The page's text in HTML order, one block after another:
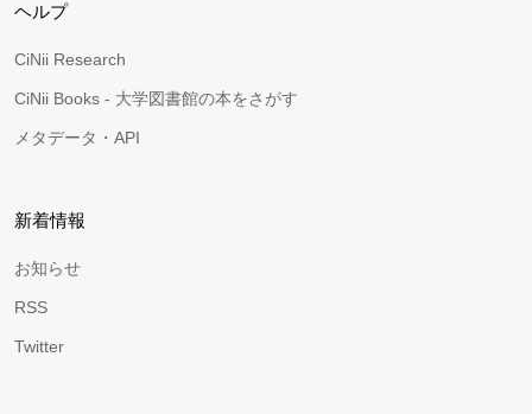
ヘルプ
CiNii Research
CiNii Books - 大学図書館の本をさがす
メタデータ・API
新着情報
お知らせ
RSS
Twitter